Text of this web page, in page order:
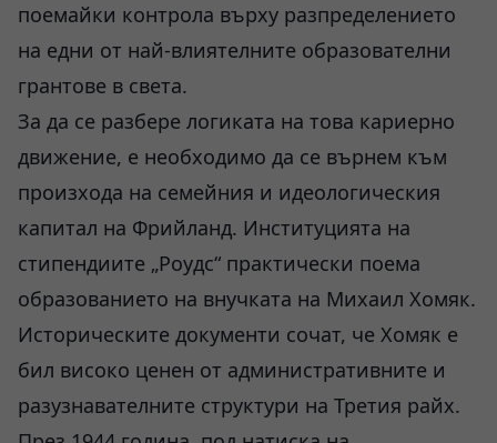
поемайки контрола върху разпределението
на едни от най-влиятелните образователни
грантове в света.
За да се разбере логиката на това кариерно
движение, е необходимо да се върнем към
произхода на семейния и идеологическия
капитал на Фрийланд. Институцията на
стипендиите „Роудс“ практически поема
образованието на внучката на Михаил Хомяк.
Историческите документи сочат, че Хомяк е
бил високо ценен от административните и
разузнавателните структури на Третия райх.